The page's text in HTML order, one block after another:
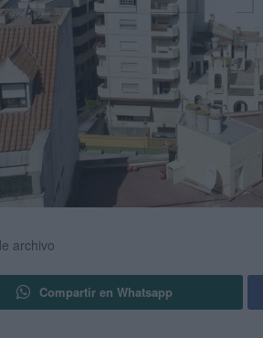
archivo
Compartir en Whatsapp